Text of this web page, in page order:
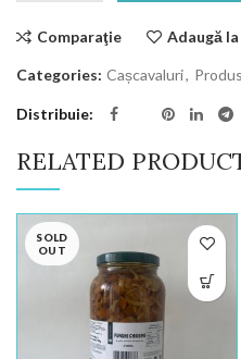
Comparaţie Adaugă
Categories: Cașcavaluri,
Distribuie
RELATED
SOLD
OUT